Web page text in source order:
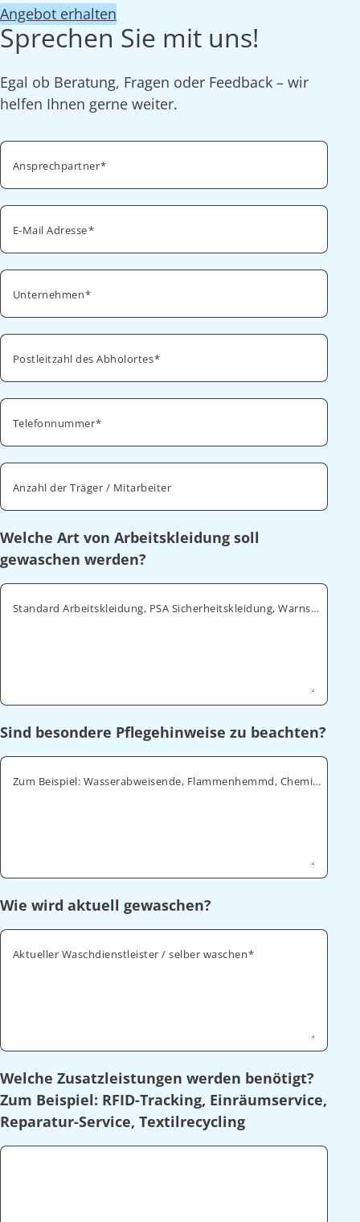
Angebot erhalten
Sprechen Sie mit uns!
Egal ob Beratung, Fragen oder Feedback – wir
helfen Ihnen gerne weiter.
Ansprechpartner
E-Mail Adresse
Unternehmen
Postleitzahl des Abholortes
Telefonnummer
Anzahl der Träger / Mitarbeiter
Welche Art von Arbeitskleidung soll
gewaschen werden?
Standard Arbeitskleidung, PSA Sicherheitskleidung, Warnschutz, ESD
Sind besondere Pflegehinweise zu beachten?
Zum Beispiel: Wasserabweisende, Flammenhemmd, Chemikalienabweisende
Wie wird aktuell gewaschen?
Aktueller Waschdienstleister / selber waschen
Welche Zusatzleistungen werden benötigt?
Zum Beispiel: RFID-Tracking, Einräumservice,
Reparatur-Service, Textilrecycling